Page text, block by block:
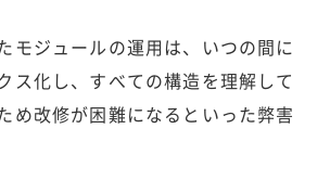
モジュールの運用は、いつの間に
ス化し、すべての構造を理解して
め改修が困難になるといった弊害